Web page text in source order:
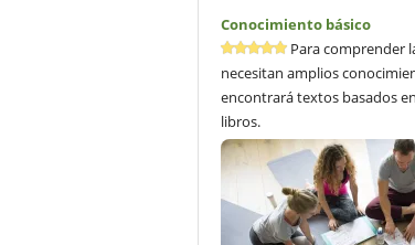
Conocimiento básico
Para comprender
necesitan amplios
encontrará textos basados
libros.